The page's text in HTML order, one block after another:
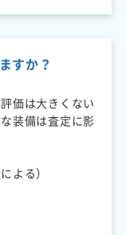
すか？
価は大きくない
装備は査定に影
よる）